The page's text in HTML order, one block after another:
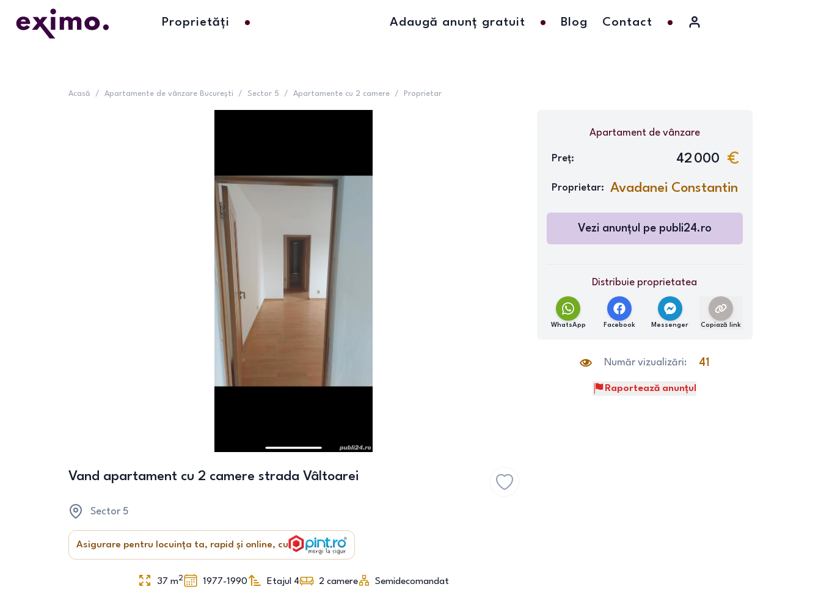
Proprietăți Adaugă anunț gratuit Blog Contact
Acasă / Apartamente de vânzare București / Sector 5 / Apartamente cu 2 camere / Proprietar
Vand apartament cu 2 camere strada Vâltoarei
Sector 5
Asigurare pentru locuința ta, rapid și online, cu
37 m2 1977-1990 Etajul 4 2 camere Semidecomandat
Apartamentde vânzare
Preț: 42 000
Proprietar: Avadanei Constantin
Vezi anunțul pe publi24.ro
Distribuie proprietatea
WhatsApp Facebook Messenger Copiază link
Număr vizualizări: 41
Raportează anunțul